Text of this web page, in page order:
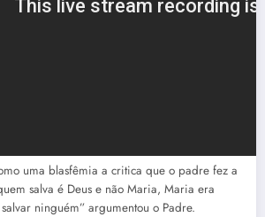
uma blasfêmia a critica que o padre fez a
salva é Deus e não Maria, Maria era
ninguém” argumentou o Padre.